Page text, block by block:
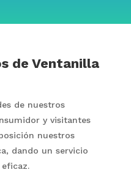
de Ventanilla
de nuestros
y visitantes
nuestros
dando un servicio